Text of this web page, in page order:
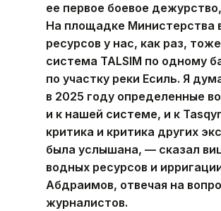
ее первое боевое
На площадке Министерства
ресурсов у нас, как раз,
система TALSIM по одному
по участку реки Есиль. Я
в 2025 году определенные
и к нашей системе, и к
критика и критика других
была услышана, — сказал
водных ресурсов и
Абдраимов, отвечая на
журналистов.